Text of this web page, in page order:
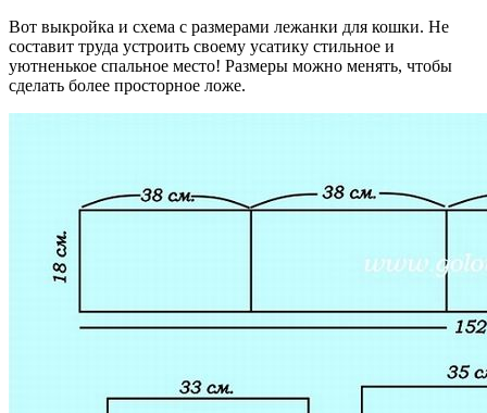
Вот выкройка и схема с размерами лежанки для кошки. Не
составит труда устроить своему усатику стильное и
уютненькое спальное место! Размеры можно менять, чтобы
сделать более просторное ложе.